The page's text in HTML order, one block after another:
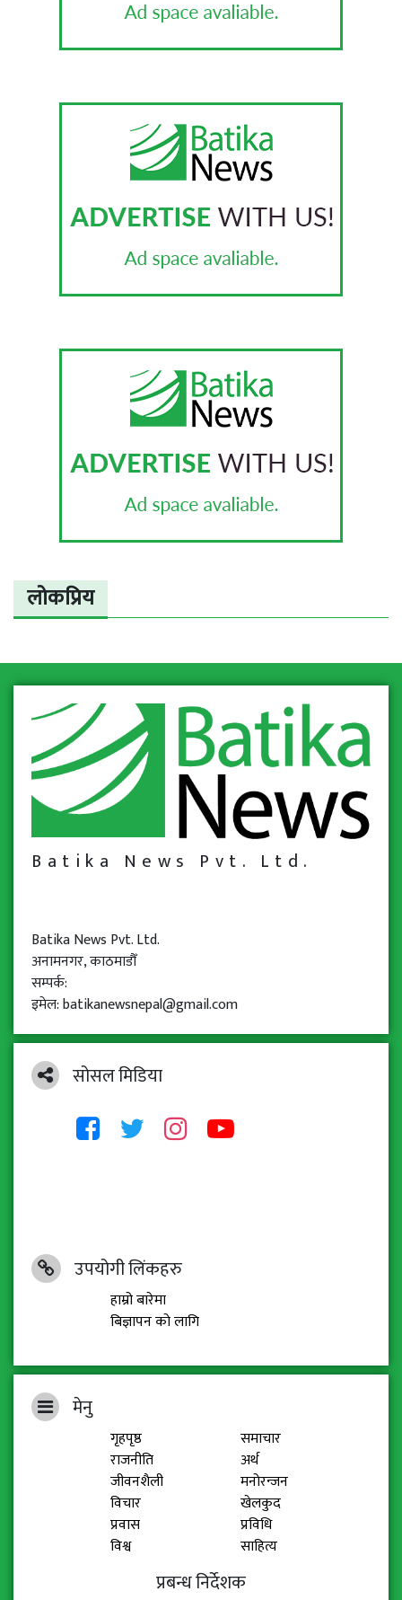
लोकप्रिय
Batika News Pvt. Ltd.
Batika News Pvt. Ltd.
अनामनगर, काठमाडौँ
सम्पर्क:
इमेल: batikanewsnepal@gmail.com
सोसल मिडिया
उपयोगी लिंकहरु
हाम्रो बारेमा
बिज्ञापन को लागि
मेनु
गृहपृष्ठ
समाचार
राजनीति
अर्थ
जीवनशैली
मनोरन्जन
विचार
खेलकुद
प्रवास
प्रविधि
विश्व
साहित्य
प्रबन्ध निर्देशक